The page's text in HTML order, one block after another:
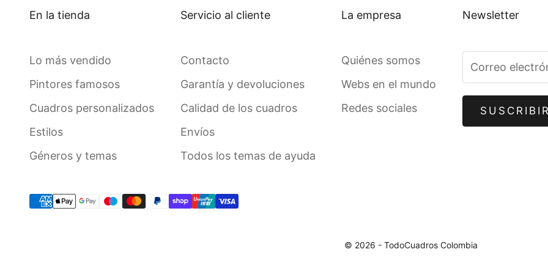
En la tienda
Lo más vendido
Pintores famosos
Cuadros personalizados
Estilos
Géneros y temas
Servicio al cliente
Contacto
Garantía y devoluciones
Calidad de los cuadros
Envíos
Todos los temas de ayuda
La empresa
Quiénes somos
Webs en el mundo
Redes sociales
Newsletter
© 2026 - TodoCuadros Colombia